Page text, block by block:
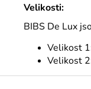
Velikosti:
BIBS De Lux
Velikost
Velikost